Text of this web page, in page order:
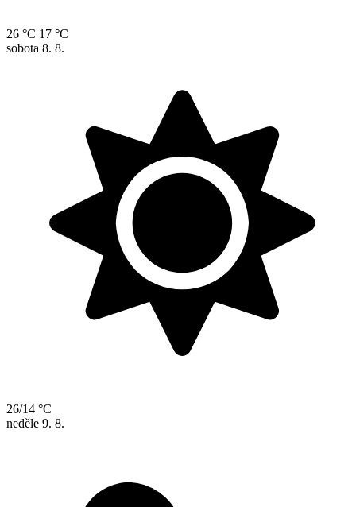
26 °C 17 °C
sobota 8. 8.
26/14 °C
neděle 9. 8.